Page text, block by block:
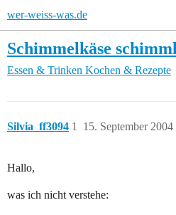
wer-weiss-was.de
Schimmelkäse
Essen & Trinken Kochen & Rezepte
Silvia_ff3094 15. September
1
Hallo,
was ich nicht verstehe: